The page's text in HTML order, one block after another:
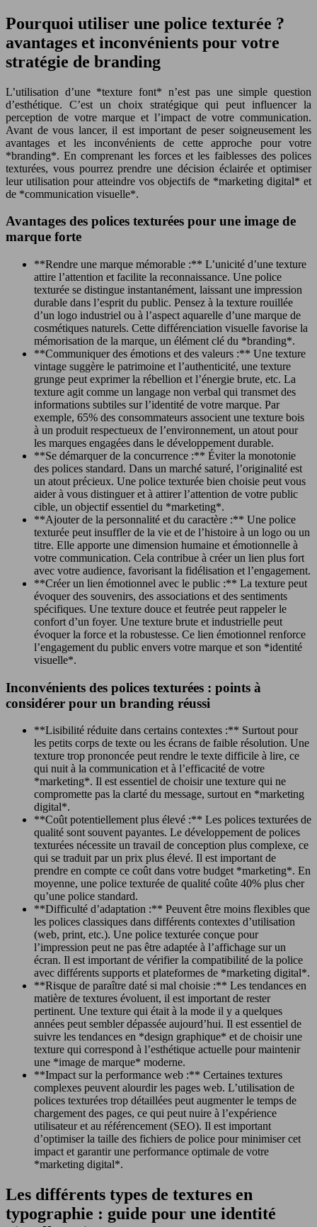
Pourquoi utiliser une police texturée ?
avantages et inconvénients pour votre
stratégie de branding
L’utilisation d’une *texture font* n’est pas une simple question
d’esthétique. C’est un choix stratégique qui peut influencer la
perception de votre marque et l’impact de votre communication.
Avant de vous lancer, il est important de peser soigneusement les
avantages et les inconvénients de cette approche pour votre
*branding*. En comprenant les forces et les faiblesses des polices
texturées, vous pourrez prendre une décision éclairée et optimiser
leur utilisation pour atteindre vos objectifs de *marketing digital* et
de *communication visuelle*.
Avantages des polices texturées pour une image de
marque forte
**Rendre une marque mémorable :** L’unicité d’une texture
attire l’attention et facilite la reconnaissance. Une police
texturée se distingue instantanément, laissant une impression
durable dans l’esprit du public. Pensez à la texture rouillée
d’un logo industriel ou à l’aspect aquarelle d’une marque de
cosmétiques naturels. Cette différenciation visuelle favorise la
mémorisation de la marque, un élément clé du *branding*.
**Communiquer des émotions et des valeurs :** Une texture
vintage suggère le patrimoine et l’authenticité, une texture
grunge peut exprimer la rébellion et l’énergie brute, etc. La
texture agit comme un langage non verbal qui transmet des
informations subtiles sur l’identité de votre marque. Par
exemple, 65% des consommateurs associent une texture bois
à un produit respectueux de l’environnement, un atout pour
les marques engagées dans le développement durable.
**Se démarquer de la concurrence :** Éviter la monotonie
des polices standard. Dans un marché saturé, l’originalité est
un atout précieux. Une police texturée bien choisie peut vous
aider à vous distinguer et à attirer l’attention de votre public
cible, un objectif essentiel du *marketing*.
**Ajouter de la personnalité et du caractère :** Une police
texturée peut insuffler de la vie et de l’histoire à un logo ou un
titre. Elle apporte une dimension humaine et émotionnelle à
votre communication. Cela contribue à créer un lien plus fort
avec votre audience, favorisant la fidélisation et l’engagement.
**Créer un lien émotionnel avec le public :** La texture peut
évoquer des souvenirs, des associations et des sentiments
spécifiques. Une texture douce et feutrée peut rappeler le
confort d’un foyer. Une texture brute et industrielle peut
évoquer la force et la robustesse. Ce lien émotionnel renforce
l’engagement du public envers votre marque et son *identité
visuelle*.
Inconvénients des polices texturées : points à
considérer pour un branding réussi
**Lisibilité réduite dans certains contextes :** Surtout pour
les petits corps de texte ou les écrans de faible résolution. Une
texture trop prononcée peut rendre le texte difficile à lire, ce
qui nuit à la communication et à l’efficacité de votre
*marketing*. Il est essentiel de choisir une texture qui ne
compromette pas la clarté du message, surtout en *marketing
digital*.
**Coût potentiellement plus élevé :** Les polices texturées de
qualité sont souvent payantes. Le développement de polices
texturées nécessite un travail de conception plus complexe, ce
qui se traduit par un prix plus élevé. Il est important de
prendre en compte ce coût dans votre budget *marketing*. En
moyenne, une police texturée de qualité coûte 40% plus cher
qu’une police standard.
**Difficulté d’adaptation :** Peuvent être moins flexibles que
les polices classiques dans différents contextes d’utilisation
(web, print, etc.). Une police texturée conçue pour
l’impression peut ne pas être adaptée à l’affichage sur un
écran. Il est important de vérifier la compatibilité de la police
avec différents supports et plateformes de *marketing digital*.
**Risque de paraître daté si mal choisie :** Les tendances en
matière de textures évoluent, il est important de rester
pertinent. Une texture qui était à la mode il y a quelques
années peut sembler dépassée aujourd’hui. Il est essentiel de
suivre les tendances en *design graphique* et de choisir une
texture qui correspond à l’esthétique actuelle pour maintenir
une *image de marque* moderne.
**Impact sur la performance web :** Certaines textures
complexes peuvent alourdir les pages web. L’utilisation de
polices texturées trop détaillées peut augmenter le temps de
chargement des pages, ce qui peut nuire à l’expérience
utilisateur et au référencement (SEO). Il est important
d’optimiser la taille des fichiers de police pour minimiser cet
impact et garantir une performance optimale de votre
*marketing digital*.
Les différents types de textures en
typographie : guide pour une identité